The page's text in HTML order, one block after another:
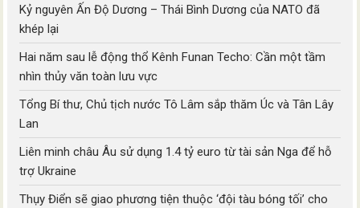
Kỷ nguyên Ấn Độ Dương – Thái Bình Dương của NATO đã
khép lại
Hai năm sau lễ động thổ Kênh Funan Techo: Cần một tầm
nhìn thủy văn toàn lưu vực
Tổng Bí thư, Chủ tịch nước Tô Lâm sắp thăm Úc và Tân Lây
Lan
Liên minh châu Âu sử dụng 1.4 tỷ euro từ tài sản Nga để hỗ
trợ Ukraine
Thụy Điển sẽ giao phương tiện thuộc ‘đội tàu bóng tối’ cho